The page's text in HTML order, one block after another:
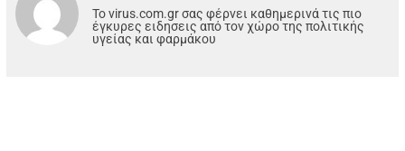
Το virus.com.gr σας φέρνει καθημερινά τις πιο
έγκυρες ειδησεις από τον χώρο της πολιτικής
υγείας και φαρμάκου